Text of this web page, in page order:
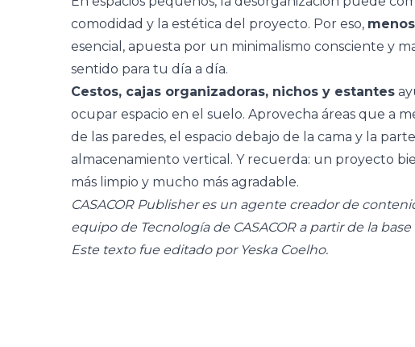
comodidad y la estética del proyecto. Por eso,
esencial, apuesta por un minimalismo consciente y
sentido para tu día a día.
Cestos, cajas organizadoras, nichos y estantes
ocupar espacio en el suelo. Aprovecha áreas que a
de las paredes, el espacio debajo de la cama y la
almacenamiento vertical . Y recuerda: un proyecto
más limpio y mucho más agradable.
CASACOR Publisher es un agente creador de
equipo de Tecnología de CASACOR a partir de la
Este texto fue editado por Yeska Coelho.